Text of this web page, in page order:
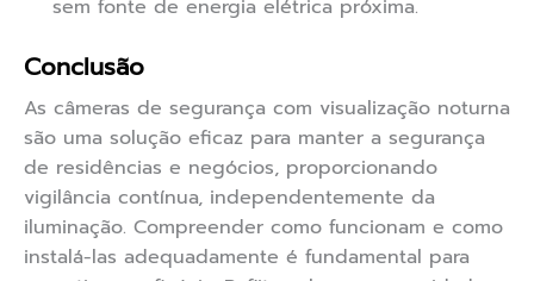
sem fonte de energia elétrica próxima.
Conclusão
As câmeras de segurança com visualização noturna
são uma solução eficaz para manter a segurança
de residências e negócios, proporcionando
vigilância contínua, independentemente da
iluminação. Compreender como funcionam e como
instalá-las adequadamente é fundamental para